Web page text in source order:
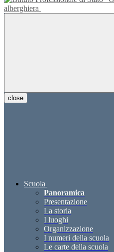
alberghiera
close
Scuola
Panoramica
Presentazione
La storia
I luoghi
Organizzazione
I numeri della scuola
Le carte della scuola